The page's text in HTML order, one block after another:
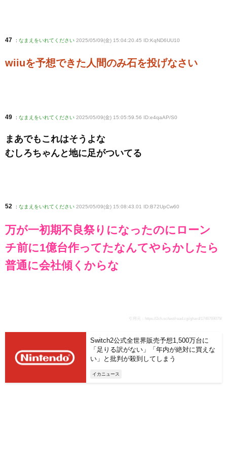
47 : なまえをいれてください 2025/05/09(金) 15:04:20.45 ID:KqND6UU10
wiiuを予想できた人間のみ石を投げなさい
49 : なまえをいれてください 2025/05/09(金) 15:05:59.56 ID:e4qaAP/S0
まあでもこれはそうよな
むしろちゃんと地に足がついてる
52 : なまえをいれてください 2025/05/09(金) 15:08:43.01 ID:B72UpCw60
万が一初期不良祭りになったのにローン
チ前に1億台作ってたなんてやらかしたら
普通に会社傾くからな
引用元： https://2ch.sc/test/read.cgi/ghard/1746769079/
Switch2公式全世界販売予想1,500万台に
「足りる訳がない」「年内が絶対に買えな
い」と批判が殺到してしまう
イカニュース